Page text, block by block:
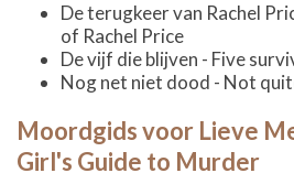
De terugkeer van Rachel
of Rachel Price
De vijf die blijven - Five
Nog net niet dood - Not
Moordgids voor Lieve
Girl's Guide to Murder